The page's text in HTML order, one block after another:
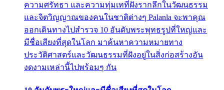
ความศรัทธา และความทุ่มเทที่ฝังรากลึกในวัฒนธรรม
และจิตวิญญาณของคนในชาติต่างๆ Palanla จะพาคุณ
ออกเดินทางไปสำรวจ 10 อันดับพระพุทธรูปที่ใหญ่และ
มีชื่อเสียงที่สุดในโลก มาค้นหาความหมายทาง
ประวัติศาสตร์และวัฒนธรรมที่ฝังอยู่ในสิ่งก่อสร้างอัน
งดงามเหล่านี้ไปพร้อมๆ กัน